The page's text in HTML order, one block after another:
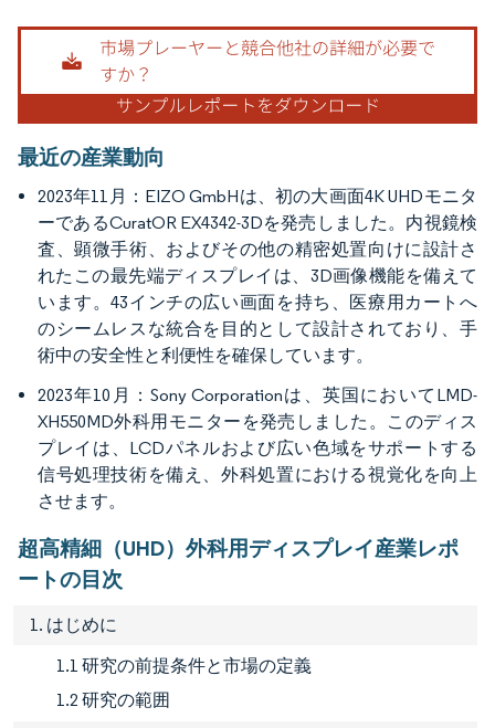
画像 © Mordor Intelligence。再利用にはCC BY 4.0の表示が必要です。
最近の産業動向
2023年11月：EIZO GmbHは、初の大画面4K UHDモニタ
ーであるCuratOR EX4342-3Dを発売しました。内視鏡検
査、顕微手術、およびその他の精密処置向けに設計さ
れたこの最先端ディスプレイは、3D画像機能を備えて
います。43インチの広い画面を持ち、医療用カートへ
のシームレスな統合を目的として設計されており、手
術中の安全性と利便性を確保しています。
2023年10月：Sony Corporationは、英国においてLMD-
XH550MD外科用モニターを発売しました。このディス
プレイは、LCDパネルおよび広い色域をサポートする
信号処理技術を備え、外科処置における視覚化を向上
させます。
超高精細（UHD）外科用ディスプレイ産業レポ
ートの目次
1. はじめに
1.1 研究の前提条件と市場の定義
1.2 研究の範囲